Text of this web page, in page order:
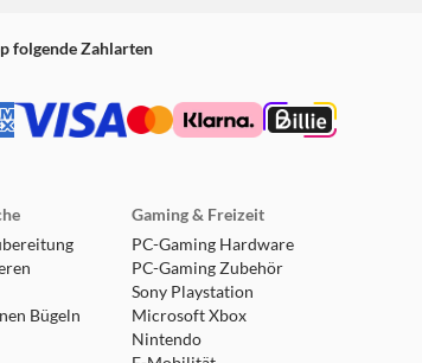
folgende Zahlarten
Bügeln
Gaming & Freizeit
PC-Gaming Hardware
PC-Gaming Zubehör
Sony Playstation
Microsoft Xbox
Nintendo